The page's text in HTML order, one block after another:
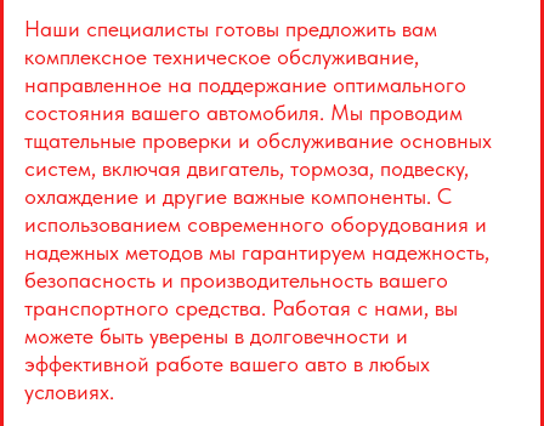
Наши специалисты готовы предложить вам
комплексное техническое обслуживание,
направленное на поддержание оптимального
состояния вашего автомобиля. Мы проводим
тщательные проверки и обслуживание основных
систем, включая двигатель, тормоза, подвеску,
охлаждение и другие важные компоненты. С
использованием современного оборудования и
надежных методов мы гарантируем надежность,
безопасность и производительность вашего
транспортного средства. Работая с нами, вы
можете быть уверены в долговечности и
эффективной работе вашего авто в любых
условиях.